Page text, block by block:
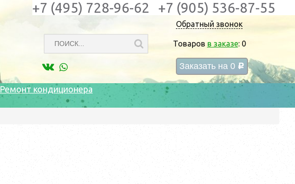
Обратный звонок
Товаров в заказе: 0
Заказать на 0 c
+7 (495) 728-96-62 +7 (905) 536-87-55
Ремонт кондиционера